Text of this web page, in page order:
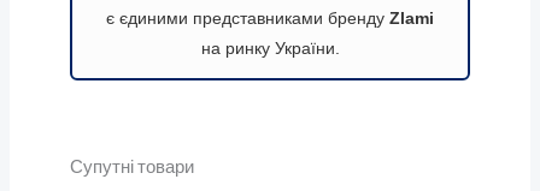
є єдиними представниками бренду Zlami
на ринку України.
Супутні товари